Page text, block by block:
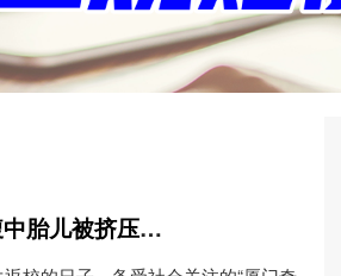
东兴证券 11年前夫妇车祸遇难，母亲腹中胎儿被挤压而出生还！家庭再起波澜